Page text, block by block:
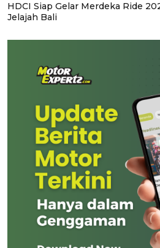
HDCI Siap Gelar Merdeka Ride
Jelajah Bali